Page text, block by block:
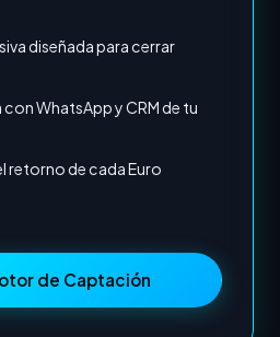
diseñada para cerrar
WhatsApp y CRM de tu
retorno de cada Euro
de Captación